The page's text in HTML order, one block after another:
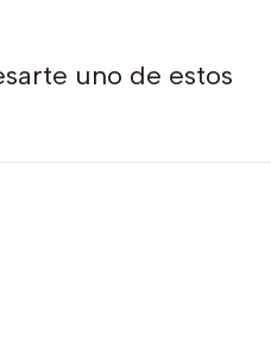
uno de estos